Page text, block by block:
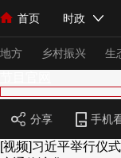
首页 时政
人民领袖习近平 联播+
直播 栏目大
海外频道 iPanda
地方 乡村振兴 生
总台春晚 网络
分享 手机
[视频]习近平举行仪